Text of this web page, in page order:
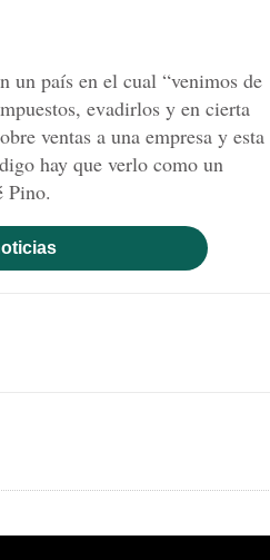
un país en el cual “venimos de
evadirlos y en cierta
ventas a una empresa y esta
hay que verlo como un
Pino.